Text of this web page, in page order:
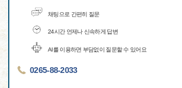
채팅으로 간편히 질문
24시간 언제나 신속하게 답변
AI를 이용하면 부담없이 질문할 수 있어요
0265-88-2033